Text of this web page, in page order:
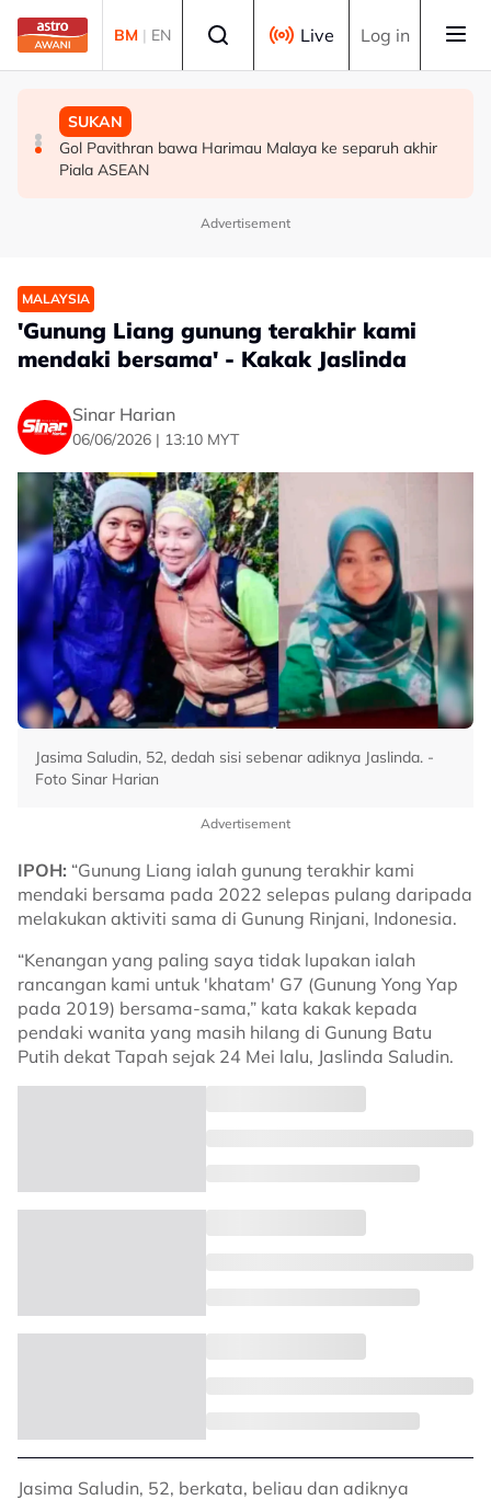
Skip to main content
BM | EN Live Log in
MALAYSIA
Berita tempatan pilihan sepanjang hari ini
MALAYSIA
Bapa lemas cuba selamatkan anak jatuh kolam ikan
SUKAN
Gol Pavithran bawa Harimau Malaya ke separuh akhir
Piala ASEAN
Advertisement
MALAYSIA
'Gunung Liang gunung terakhir kami
mendaki bersama' - Kakak Jaslinda
Sinar Harian
06/06/2026 | 13:10 MYT
Jasima Saludin, 52, dedah sisi sebenar adiknya Jaslinda. -
Foto Sinar Harian
Advertisement
IPOH: “Gunung Liang ialah gunung terakhir kami
mendaki bersama pada 2022 selepas pulang daripada
melakukan aktiviti sama di Gunung Rinjani, Indonesia.
“Kenangan yang paling saya tidak lupakan ialah
rancangan kami untuk 'khatam' G7 (Gunung Yong Yap
pada 2019) bersama-sama,” kata kakak kepada
pendaki wanita yang masih hilang di Gunung Batu
Putih dekat Tapah sejak 24 Mei lalu, Jaslinda Saludin.
Jasima Saludin, 52, berkata, beliau dan adiknya